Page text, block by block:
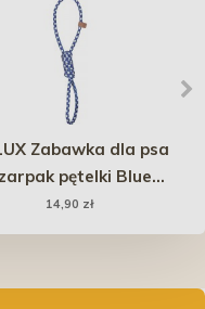
Zabawka dla psa
pętelki Blue
Flower 50cm
14,90 zł